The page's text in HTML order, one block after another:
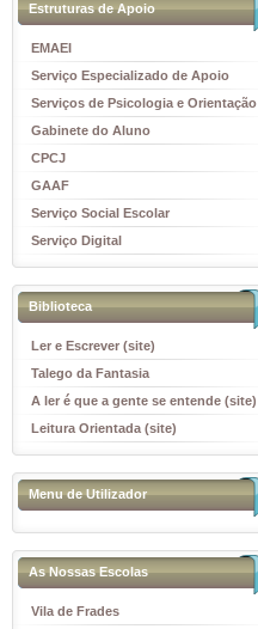
Estruturas de Apoio
EMAEI
Serviço Especializado de Apoio
Educativo
Serviços de Psicologia e Orientação
(SPO)
Gabinete do Aluno
CPCJ
GAAF
Serviço Social Escolar
Serviço Digital
Biblioteca
Ler e Escrever (site)
Talego da Fantasia
A ler é que a gente se entende (site)
Leitura Orientada (site)
Menu de Utilizador
As Nossas Escolas
Vila de Frades